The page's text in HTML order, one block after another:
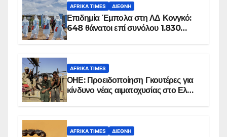
AFRIKA TIMES ΔΙΕΘΝΉ
Επιδημία Έμπολα στη ΛΔ Κονγκό:
648 θάνατοι επί συνόλου 1.830
AFRIKA TIMES
ΟΗΕ: Προειδοποίηση Γκουτέρες για
κίνδυνο νέας αιματοχυσίας στο Ελ
AFRIKA TIMES ΔΙΕΘΝΉ